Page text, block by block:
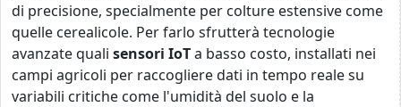
di precisione, specialmente per colture estensive come
quelle cerealicole. Per farlo sfrutterà tecnologie
avanzate quali sensori IoTa basso costo, installati nei
campi agricoli per raccogliere dati in tempo reale su
variabili critiche come l'umidità del suolo e la